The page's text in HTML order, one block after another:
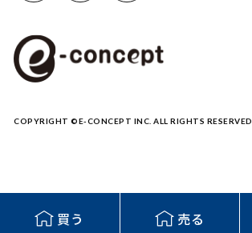
COPYRIGHT ©E-CONCEPT INC. ALL RIGHTS RESERVED.
買う 売る